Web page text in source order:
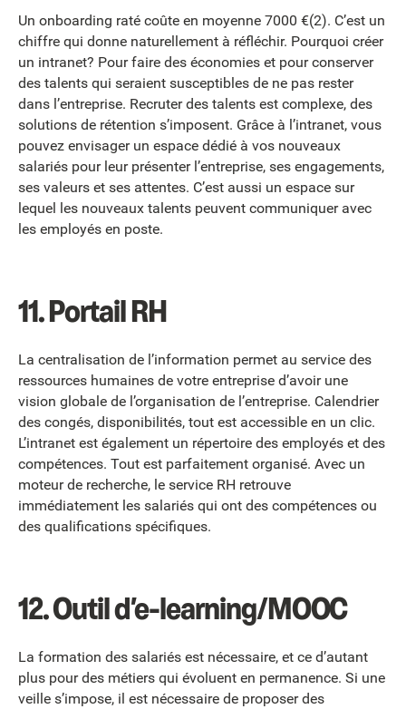
Un onboarding raté coûte en moyenne 7000 €(2). C’est un
chiffre qui donne naturellement à réfléchir. Pourquoi créer
un intranet? Pour faire des économies et pour conserver
des talents qui seraient susceptibles de ne pas rester
dans l’entreprise. Recruter des talents est complexe, des
solutions de rétention s’imposent. Grâce à l’intranet, vous
pouvez envisager un espace dédié à vos nouveaux
salariés pour leur présenter l’entreprise, ses engagements,
ses valeurs et ses attentes. C’est aussi un espace sur
lequel les nouveaux talents peuvent communiquer avec
les employés en poste.
11.Portail RH
La centralisation de l’information permet au service des
ressources humaines de votre entreprise d’avoir une
vision globale de l’organisation de l’entreprise. Calendrier
des congés, disponibilités, tout est accessible en un clic.
L’intranet est également un répertoire des employés et des
compétences. Tout est parfaitement organisé. Avec un
moteur de recherche, le service RH retrouve
immédiatement les salariés qui ont des compétences ou
des qualifications spécifiques.
12.Outil d’e-learning/MOOC
La formation des salariés est nécessaire, et ce d’autant
plus pour des métiers qui évoluent en permanence. Si une
veille s’impose, il est nécessaire de proposer des